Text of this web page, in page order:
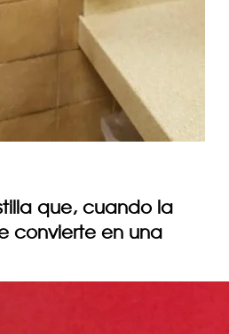
que, cuando la
convierte en una